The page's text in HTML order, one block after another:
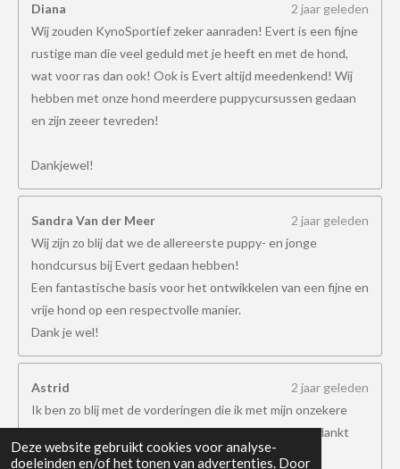
Deze website gebruikt cookies voor analyse-
doeleinden en/of het tonen van advertenties. Door
Diana
2 jaar geleden
Wij zouden KynoSportief zeker aanraden! Evert is een fijne
rustige man die veel geduld met je heeft en met de hond,
wat voor ras dan ook! Ook is Evert altijd meedenkend! Wij
hebben met onze hond meerdere puppycursussen gedaan
en zijn zeeer tevreden!
Dankjewel!
Sandra Van der Meer
2 jaar geleden
Wij zijn zo blij dat we de allereerste puppy- en jonge
hondcursus bij Evert gedaan hebben!
Een fantastische basis voor het ontwikkelen van een fijne en
vrije hond op een respectvolle manier.
Dank je wel!
Astrid
2 jaar geleden
Ik ben zo blij met de vorderingen die ik met mijn onzekere
hond heb gemaakt door jullie manier van trainen. Bedankt
KynoSportief.